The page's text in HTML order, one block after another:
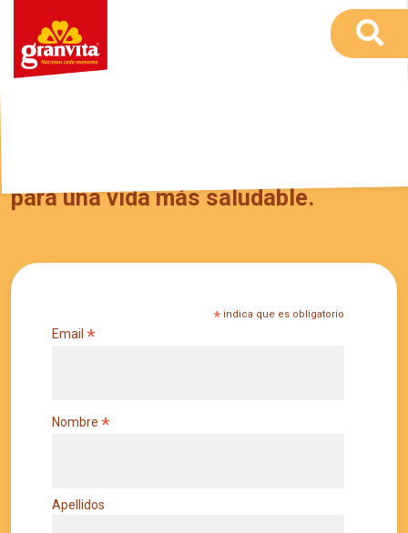
para una vida más saludable.
*indica que es obligatorio
Email *
Nombre *
Apellidos